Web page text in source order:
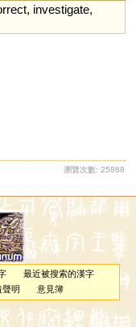
, investigate,
瀏覽次數: 25868
最近被搜索的漢字
聲明 意見簿